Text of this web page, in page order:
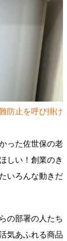
防止を呼び掛け
った佐世保の老
しい！創業のき
いろんな動きだ
の部署の人たち
気あふれる商品